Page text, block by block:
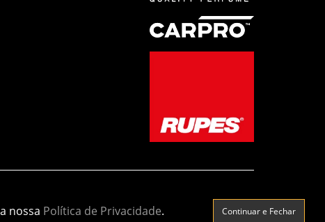
nossa Política de Privacidade. Continuar e Fechar